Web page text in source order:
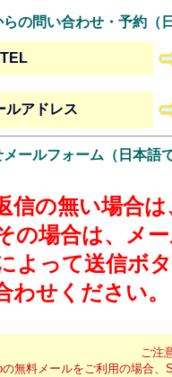
の問い合わせ・予約（
TEL
ルアドレス
ールフォーム（日本語
信の無い場合
の場合は、メ
よって送信ボ
わせください。
ご注
の無料メールをご利用の場合